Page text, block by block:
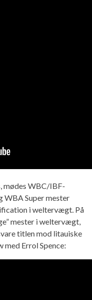
mødes WBC/IBF-
WBA Super mester
i weltervægt. På
mester i weltervægt,
titlen mod litauiske
med Errol Spence: